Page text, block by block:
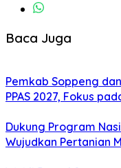
Baca Juga
Pemkab Soppeng
PPAS 2027, Fokus
Dukung Program
Wujudkan Pertanian